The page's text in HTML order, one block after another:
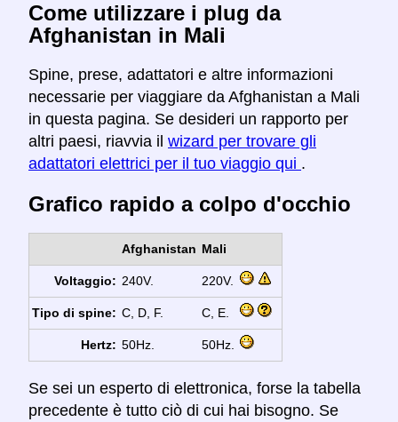
Come utilizzare i plug da
Afghanistan in Mali
Spine, prese, adattatori e altre informazioni
necessarie per viaggiare da Afghanistan a Mali
in questa pagina. Se desideri un rapporto per
altri paesi, riavvia il wizard per trovare gli
adattatori elettrici per il tuo viaggio qui .
Grafico rapido a colpo d'occhio
Afghanistan Mali
Voltaggio: 240V. 220V.
Tipo di spine: C, D, F. C, E.
Hertz: 50Hz. 50Hz.
Se sei un esperto di elettronica, forse la tabella
precedente è tutto ciò di cui hai bisogno. Se